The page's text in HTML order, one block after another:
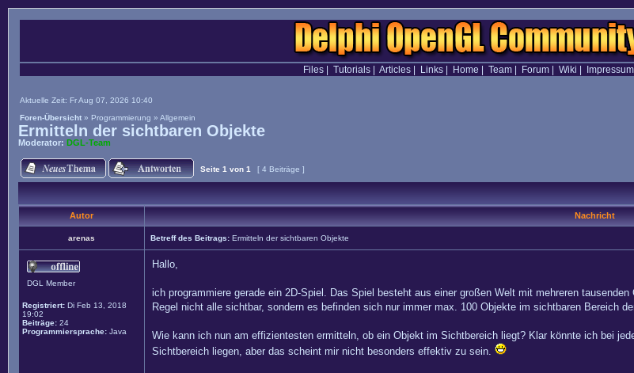
Files| Tutorials| Articles| Links| Home Team| Forum| Wiki Impressum
Aktuelle Zeit: Fr Aug 07, 2026 10:40
Foren-Übersicht » Programmierung » Allgemein
Ermitteln der sichtbaren Objekte
Moderator: DGL-Team
Seite 1 von 1 [ 4 Beiträge ]
Autor Nachricht
arenas Betreff des Beitrags: Ermitteln der sichtbaren Objekte
DGL Member
Registriert: Di Feb 13, 2018
19:02
Beiträge: 24
Programmiersprache: Java
Hallo,
ich programmiere gerade ein 2D-Spiel. Das Spiel besteht aus einer großen Welt mit mehreren
Regel nicht alle sichtbar, sondern es befinden sich nur immer max. 100 Objekte im sichtbaren Bereich
Wie kann ich nun am effizientesten ermitteln, ob ein Objekt im Sichtbereich liegt? Klar könnte ich bei
Sichtbereich liegen, aber das scheint mir nicht besonders effektiv zu sein.